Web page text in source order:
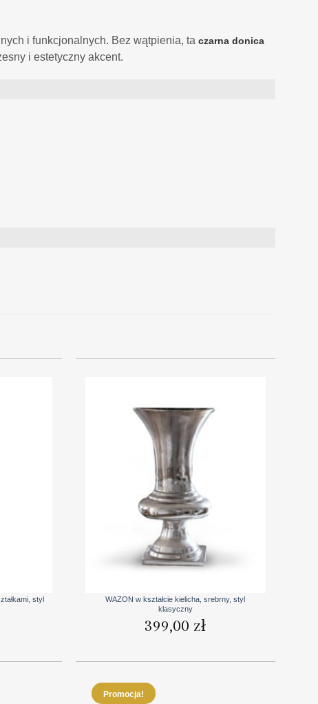
i funkcjonalnych. Bez wątpienia, ta czarna donica
i estetyczny akcent.
styl
WAZON w kształcie kielicha, srebrny, styl
klasyczny
399,00 zł
Promocja!